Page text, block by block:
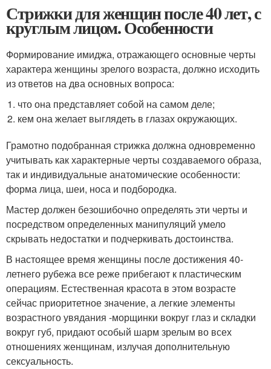
Стрижки для женщин после 40 лет, с
круглым лицом. Особенности
Формирование имиджа, отражающего основные черты
характера женщины зрелого возраста, должно исходить
из ответов на два основных вопроса:
что она представляет собой на самом деле;
кем она желает выглядеть в глазах окружающих.
Грамотно подобранная стрижка должна одновременно
учитывать как характерные черты создаваемого образа,
так и индивидуальные анатомические особенности:
форма лица, шеи, носа и подбородка.
Мастер должен безошибочно определять эти черты и
посредством определенных манипуляций умело
скрывать недостатки и подчеркивать достоинства.
В настоящее время женщины после достижения 40-
летнего рубежа все реже прибегают к пластическим
операциям. Естественная красота в этом возрасте
сейчас приоритетное значение, а легкие элементы
возрастного увядания -морщинки вокруг глаз и складки
вокруг губ, придают особый шарм зрелым во всех
отношениях женщинам, излучая дополнительную
сексуальность.